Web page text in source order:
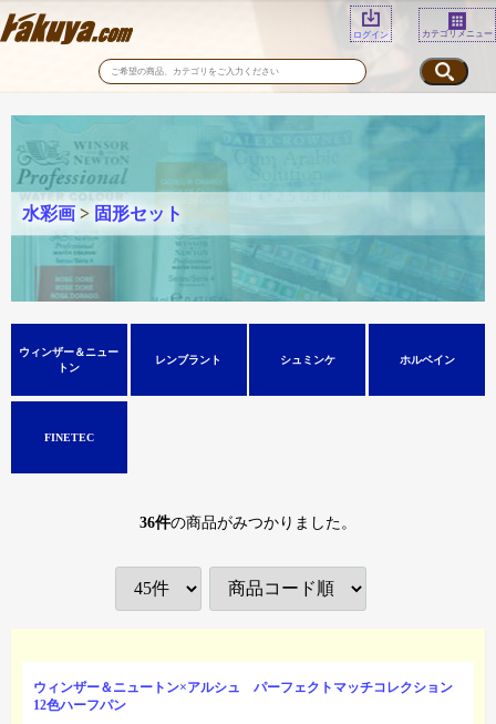
ログイン カテゴリメニュー
水彩画 > 固形セット
ウィンザー＆ニュー
トン
レンブラント シュミンケ ホルベイン
FINETEC
36件の商品がみつかりました。
ウィンザー＆ニュートン×アルシュ パーフェクトマッチコレクション
12色ハーフパン